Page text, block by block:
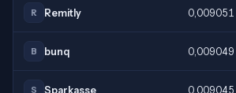
R Remitly 0,009051
B bunq 0,009049
S Sparkasse 0,009045